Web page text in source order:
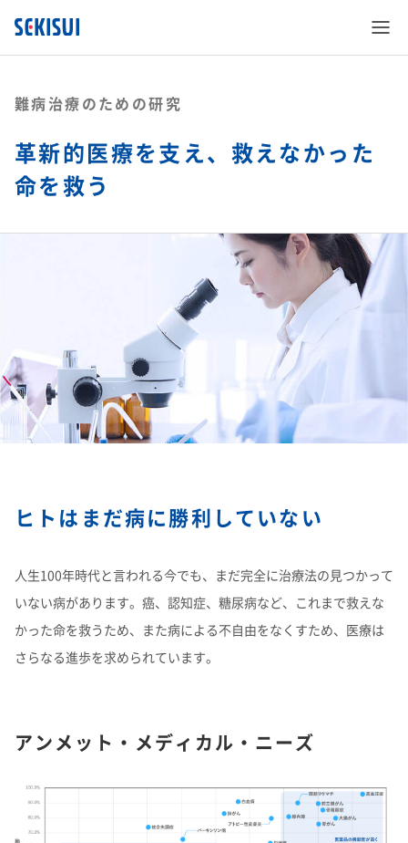
SEKISUI’s Innovation
難病治療のための研究
モビリティへの取り組み
介護への取り組み
火災への取り組み
熱対策への取り組み
企業情報
ご挨拶
理念体系
グループビジョン
経営戦略(中期経営計画)
会社案内
歴史・沿革
役員一覧
コーポレート・ガバナンス
会社案内パンフレット
グローバルネットワーク
グローバルネットワーク
国内事業所
国内工場
国内研究所
欧州
R&D
R&D
研究開発
コーポレート・ベンチャー・キャピタル
広告・ブランド
広告・ブランド
企業映像・CM
株主・投資家情報 TOP
経営情報
取締役メッセージ
理念体系
長期ビジョン
経営戦略(中期経営計画)
事業紹介
R&D
IRイベント
長期ビジョンおよび中期経営計画説明会
その他イベント
株主総会
株主様向け経営説明会
IRライブラリ
IRライブラリ
決算短信・有価証券報告書
統合報告書
投資家用参考資料 私たちの「際立ち」
コーポレート・ガバナンス報告書
株主総会招集通知
積水化学グループ報告書（株主通信）
業績・財務・ESGデータ
業績・財務・ESGデータ
業績予想
主な財務指標
エリア別売上高
ESGデータ
株式・社債情報
株価情報
社債・格付情報
アナリストカバレッジ
個人投資家の皆様へ
積水化学の強み
早わかり！積水化学の事業
IRサポート
IRサポート
よくあるご質問
サステナビリティ
サステナビリティ TOP
積水化学グループのサステナビリティ
サステナビリティ貢献製品
社外からの評価
サステナビリティに関するお問い合わせ
事業紹介
レジデンシャル
アドバンストライフライン
イノベーティブモビリティ
新規事業創出
グローバル展開
製品一覧・検索
お問い合わせ
日本語 English 中文
難病治療のための研究
革新的医療を支え、救えなかった
命を救う
ヒトはまだ病に勝利していない
人生100年時代と言われる今でも、まだ完全に治療法の見つかって
いない病があります。癌、認知症、糖尿病など、これまで救えな
かった命を救うため、また病による不自由をなくすため、医療は
さらなる進歩を求められています。
アンメット・メディカル・ニーズ